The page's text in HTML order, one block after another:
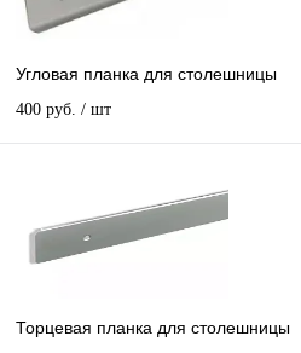
Угловая планка для столешницы
400 руб. / шт
Торцевая планка для столешницы